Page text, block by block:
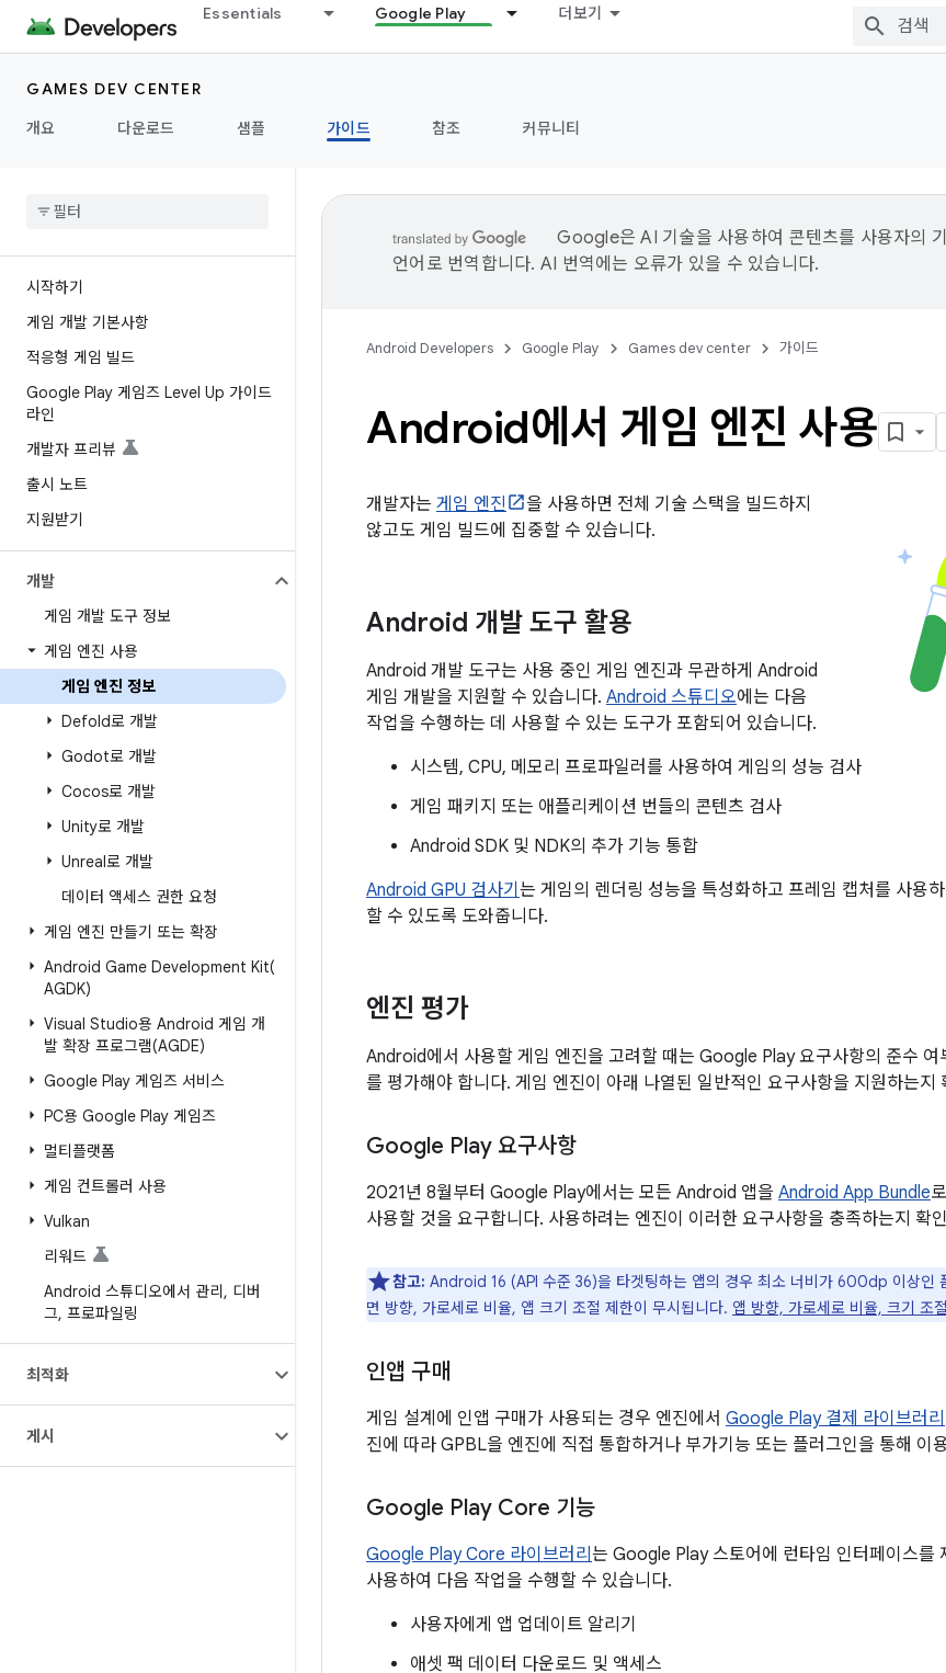
Essentials Google Play 더보기
GAMES DEV CENTER
개요
다운로드 샘플 가이드 참조 커뮤니티
시작하기
게임 개발 기본사항
적응형 게임 빌드
Google Play 게임즈 Level Up 가이드
라인
개발자 프리뷰
출시 노트
지원받기
개발
게임 개발 도구 정보
게임 엔진 사용
게임 엔진 정보
Defold로 개발
Godot로 개발
Cocos로 개발
Unity로 개발
Unreal로 개발
데이터 액세스 권한 요청
게임 엔진 만들기 또는 확장
Android Game Development Kit(
AGDK)
Visual Studio용 Android 게임 개
발 확장 프로그램(AGDE)
Google Play 게임즈 서비스
PC용 Google Play 게임즈
멀티플랫폼
게임 컨트롤러 사용
Vulkan
리워드
Android 스튜디오에서 관리, 디버
그, 프로파일링
최적화
게시
Google은 AI 기술을 사용하여 콘텐츠를 사용자의
언어로 번역합니다. AI 번역에는 오류가 있을 수 있습니다.
Android Developers Google Play Games dev center 가이드
Android에서 게임 엔진 사용
개발자는 게임 엔진
을 사용하면 전체 기술 스택을 빌드하지
않고도 게임 빌드에 집중할 수 있습니다.
Android 개발 도구 활용
Android 개발 도구는 사용 중인 게임 엔진과 무관하게 Android
게임 개발을 지원할 수 있습니다. Android 스튜디오에는 다음
작업을 수행하는 데 사용할 수 있는 도구가 포함되어 있습니다.
시스템, CPU, 메모리 프로파일러를 사용하여 게임의 성능 검사
게임 패키지 또는 애플리케이션 번들의 콘텐츠 검사
Android SDK 및 NDK의 추가 기능 통합
Android GPU 검사기 는 게임의 렌더링 성능을 특성화하고 프레임 캡처를 사용
할 수 있도록 도와줍니다.
엔진 평가
Android에서 사용할 게임 엔진을 고려할 때는 Google Play 요구사항의 준수
를 평가해야 합니다. 게임 엔진이 아래 나열된 일반적인 요구사항을 지원하는지
Google Play 요구사항
2021년 8월부터 Google Play에서는 모든 Android 앱을 Android App Bundle
사용할 것을 요구합니다. 사용하려는 엔진이 이러한 요구사항을 충족하는지 확
참고: Android 16 (API 수준 36)을 타겟팅하는 앱의 경우 최소 너비가 600dp 이상인
면 방향, 가로세로 비율, 앱 크기 조절 제한이 무시됩니다. 앱 방향, 가로세로 비율, 크기 조
인앱 구매
게임 설계에 인앱 구매가 사용되는 경우 엔진에서 Google Play 결제 라이브러리
진에 따라 GPBL을 엔진에 직접 통합하거나 부가기능 또는 플러그인을 통해 이
Google Play Core 기능
Google Play Core 라이브러리 는 Google Play 스토어에 런타임 인터페이스를
사용하여 다음 작업을 수행할 수 있습니다.
사용자에게 앱 업데이트 알리기
애셋 팩 데이터 다운로드 및 액세스